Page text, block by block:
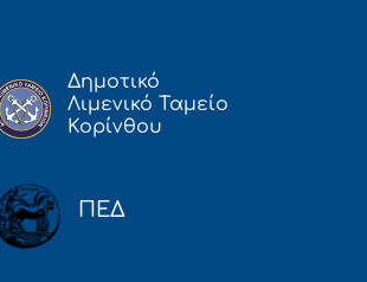
Δημοτικό
Λιμενικό Ταμείο
Κορίνθου
ΠΕΔ